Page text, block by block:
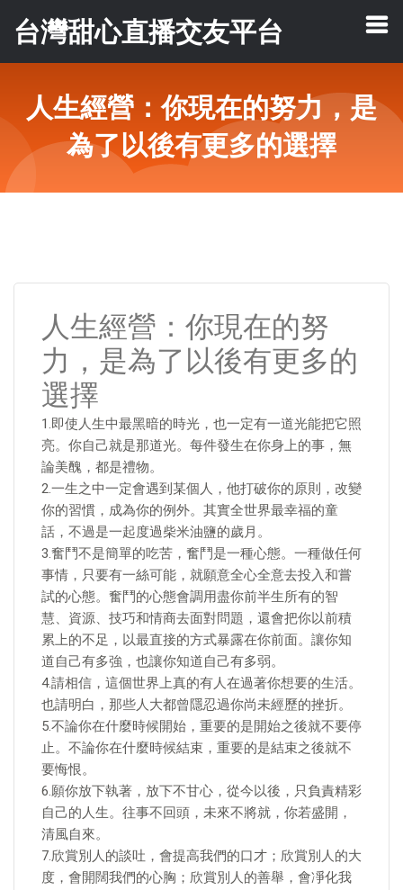
台灣甜心直播交友平台
人生經營：你現在的努力，是
為了以後有更多的選擇
人生經營：你現在的努
力，是為了以後有更多的
選擇
1.即使人生中最黑暗的時光，也一定有一道光能把它照
亮。你自己就是那道光。每件發生在你身上的事，無
論美醜，都是禮物。
2.一生之中一定會遇到某個人，他打破你的原則，改變
你的習慣，成為你的例外。其實全世界最幸福的童
話，不過是一起度過柴米油鹽的歲月。
3.奮鬥不是簡單的吃苦，奮鬥是一種心態。一種做任何
事情，只要有一絲可能，就願意全心全意去投入和嘗
試的心態。奮鬥的心態會調用盡你前半生所有的智
慧、資源、技巧和情商去面對問題，還會把你以前積
累上的不足，以最直接的方式暴露在你前面。讓你知
道自己有多強，也讓你知道自己有多弱。
4.請相信，這個世界上真的有人在過著你想要的生活。
也請明白，那些人大都曾隱忍過你尚未經歷的挫折。
5.不論你在什麼時候開始，重要的是開始之後就不要停
止。不論你在什麼時候結束，重要的是結束之後就不
要悔恨。
6.願你放下執著，放下不甘心，從今以後，只負責精彩
自己的人生。往事不回頭，未來不將就，你若盛開，
清風自來。
7.欣賞別人的談吐，會提高我們的口才；欣賞別人的大
度，會開闊我們的心胸；欣賞別人的善舉，會凈化我